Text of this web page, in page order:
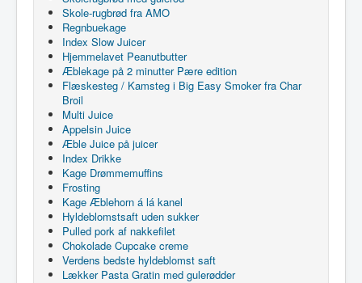
Skole-rugbrød fra AMO
Regnbuekage
Index Slow Juicer
Hjemmelavet Peanutbutter
Æblekage på 2 minutter Pære edition
Flæskesteg / Kamsteg i Big Easy Smoker fra Char
Broil
Multi Juice
Appelsin Juice
Æble Juice på juicer
Index Drikke
Kage Drømmemuffins
Frosting
Kage Æblehorn á lá kanel
Hyldeblomstsaft uden sukker
Pulled pork af nakkefilet
Chokolade Cupcake creme
Verdens bedste hyldeblomst saft
Lækker Pasta Gratin med gulerødder